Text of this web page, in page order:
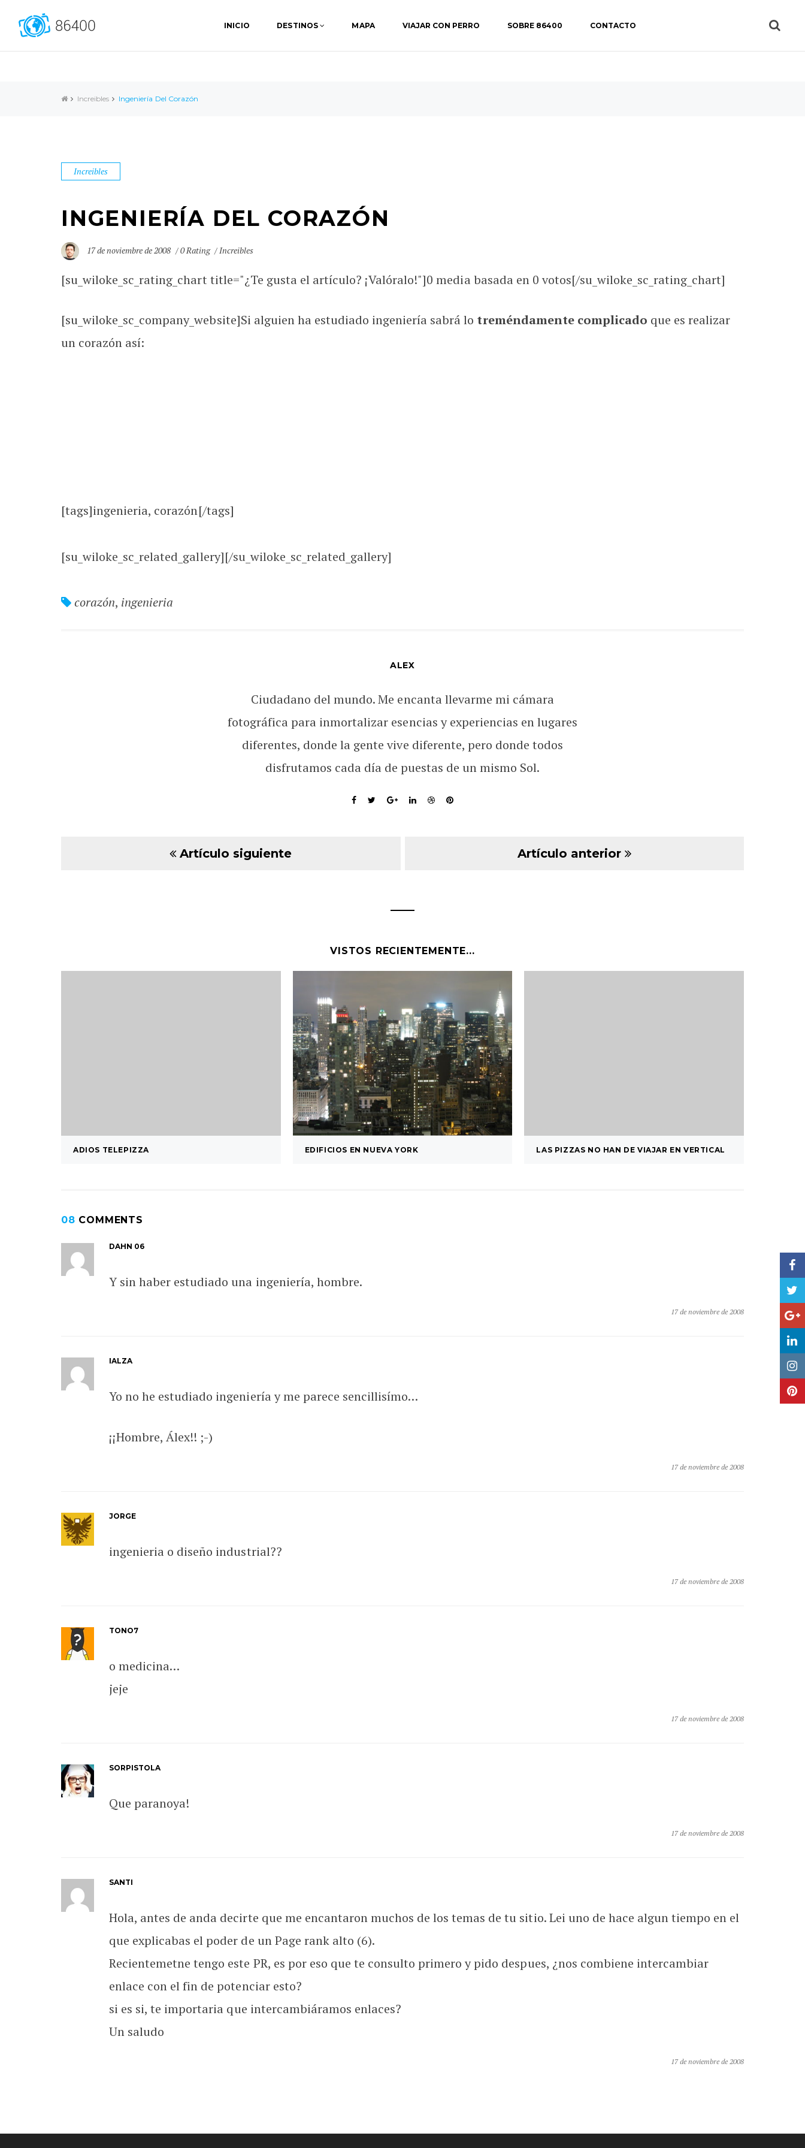
INICIO DESTINOS MAPA VIAJAR CON PERRO SOBRE 86400 CONTACTO
Increibles Ingeniería Del Corazón
Increibles
INGENIERÍA DEL CORAZÓN
17 de noviembre de 2008 0 Rating Increibles
[su_wiloke_sc_rating_chart title="¿Te gusta el artículo? ¡Valóralo!"]0media basada en 0 votos[/su_wiloke_sc_rating_chart]
[su_wiloke_sc_company_website]Si alguien ha estudiado ingeniería sabrá lo treméndamente complicado que es realizar
un corazón así:
[tags]ingenieria, corazón[/tags]
[su_wiloke_sc_related_gallery][/su_wiloke_sc_related_gallery]
corazón, ingenieria
ALEX
Ciudadano del mundo. Me encanta llevarme mi cámara
fotográfica para inmortalizar esencias y experiencias en lugares
diferentes, donde la gente vive diferente, pero donde todos
disfrutamos cada día de puestas de un mismo Sol.
Artículo siguiente Artículo anterior
VISTOS RECIENTEMENTE...
ADIOS TELEPIZZA EDIFICIOS EN NUEVA YORK LAS PIZZAS NO HAN DE VIAJAR EN VERTICAL
08 COMMENTS
DAHN 06
Y sin haber estudiado una ingeniería, hombre.
17 de noviembre de 2008
IALZA
Yo no he estudiado ingeniería y me parece sencillisímo…
¡¡Hombre, Álex!! ;-)
17 de noviembre de 2008
JORGE
ingenieria o diseño industrial??
17 de noviembre de 2008
TONO7
o medicina…
jeje
17 de noviembre de 2008
SORPISTOLA
Que paranoya!
17 de noviembre de 2008
SANTI
Hola, antes de anda decirte que me encantaron muchos de los temas de tu sitio. Lei uno de hace algun tiempo en el
que explicabas el poder de un Page rank alto (6).
Recientemetne tengo este PR, es por eso que te consulto primero y pido despues, ¿nos combiene intercambiar
enlace con el fin de potenciar esto?
si es si, te importaria que intercambiáramos enlaces?
Un saludo
17 de noviembre de 2008